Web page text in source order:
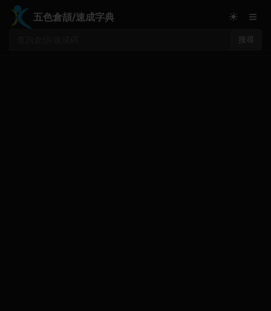
五色倉頡/速成字典
搜尋
☀ ≡